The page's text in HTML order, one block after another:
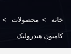
خانه > محصولات >
کامیون هیدرولیک